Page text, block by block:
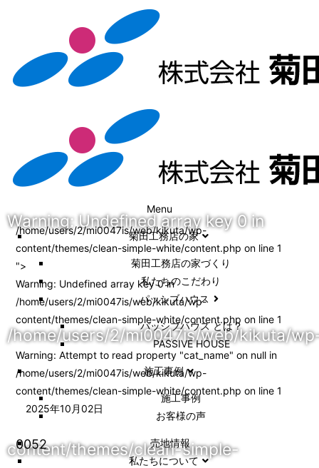
Menu
菊田工務店の家
菊田工務店の家づくり​
私たちのこだわり
パッシブハウス
パッシブハウス とは？
PASSIVE HOUSE
施工事例
施⼯事例
お客様の声
売地情報
私たちについて
Warning: Undefined array key 0 in
/home/users/2/mi0047is/web/kikuta/
content/themes/clean-simple-
/home/users/2/mi0047is/web/kikuta/wp-
content/themes/clean-simple-white/content.php on line1
">
Warning: Undefined array key 0 in
/home/users/2/mi0047is/web/kikuta/wp-
content/themes/clean-simple-white/content.php on line1
Warning: Attempt to read property "cat_name" on null in
/home/users/2/mi0047is/web/kikuta/wp-
content/themes/clean-simple-white/content.php on line1
2025年10月02日
0052